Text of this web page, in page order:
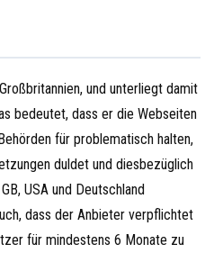
und unterliegt damit
bedeutet, dass er die Webseiten
für problematisch halten,
duldet und diesbezüglich
USA und Deutschland
dass der Anbieter verpflichtet
für mindestens 6 Monate zu